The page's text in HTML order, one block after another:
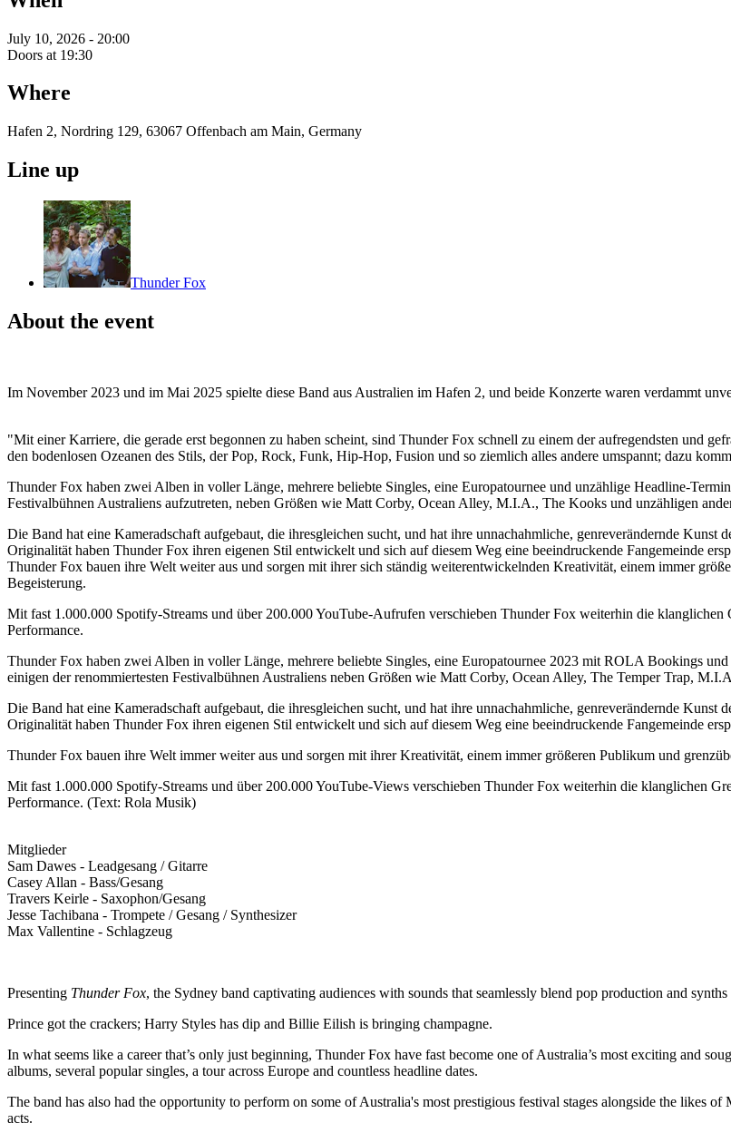
July 10, 2026 - 20:00
Doors at 19:30
Where
Hafen 2, Nordring 129, 63067 Offenbach am Main, Germany
Line up
Thunder Fox
About the event
Im November 2023 und im Mai 2025 spielte diese Band aus Australien im Hafen 2, und beide Konzerte waren verdammt
"Mit einer Karriere, die gerade erst begonnen zu haben scheint, sind Thunder Fox schnell zu einem der aufregendsten und
den bodenlosen Ozeanen des Stils, der Pop, Rock, Funk, Hip-Hop, Fusion und so ziemlich alles andere umspannt; dazu
Thunder Fox haben zwei Alben in voller Länge, mehrere beliebte Singles, eine Europatournee und unzählige Headline-
Festivalbühnen Australiens aufzutreten, neben Größen wie Matt Corby, Ocean Alley, M.I.A., The Kooks und unzähligen
Die Band hat eine Kameradschaft aufgebaut, die ihresgleichen sucht, und hat ihre unnachahmliche, genreverändernde
Originalität haben Thunder Fox ihren eigenen Stil entwickelt und sich auf diesem Weg eine beeindruckende Fangemeinde
Thunder Fox bauen ihre Welt weiter aus und sorgen mit ihrer sich ständig weiterentwickelnden Kreativität, einem immer
Begeisterung.
Mit fast 1.000.000 Spotify-Streams und über 200.000 YouTube-Aufrufen verschieben Thunder Fox weiterhin die
Performance.
Thunder Fox haben zwei Alben in voller Länge, mehrere beliebte Singles, eine Europatournee 2023 mit ROLA Bookings
einigen der renommiertesten Festivalbühnen Australiens neben Größen wie Matt Corby, Ocean Alley, The Temper Trap,
Die Band hat eine Kameradschaft aufgebaut, die ihresgleichen sucht, und hat ihre unnachahmliche, genreverändernde
Originalität haben Thunder Fox ihren eigenen Stil entwickelt und sich auf diesem Weg eine beeindruckende Fangemeinde
Thunder Fox bauen ihre Welt immer weiter aus und sorgen mit ihrer Kreativität, einem immer größeren Publikum und
Mit fast 1.000.000 Spotify-Streams und über 200.000 YouTube-Views verschieben Thunder Fox weiterhin die klanglichen
Performance. (Text: Rola Musik)
Mitglieder
Sam Dawes - Leadgesang / Gitarre
Casey Allan - Bass/Gesang
Travers Keirle - Saxophon/Gesang
Jesse Tachibana - Trompete / Gesang / Synthesizer
Max Vallentine - Schlagzeug
Presenting Thunder Fox, the Sydney band captivating audiences with sounds that seamlessly blend pop production and
Prince got the crackers; Harry Styles has dip and Billie Eilish is bringing champagne.
In what seems like a career that’s only just beginning, Thunder Fox have fast become one of Australia’s most exciting and
albums, several popular singles, a tour across Europe and countless headline dates.
The band has also had the opportunity to perform on some of Australia's most prestigious festival stages alongside the
acts.